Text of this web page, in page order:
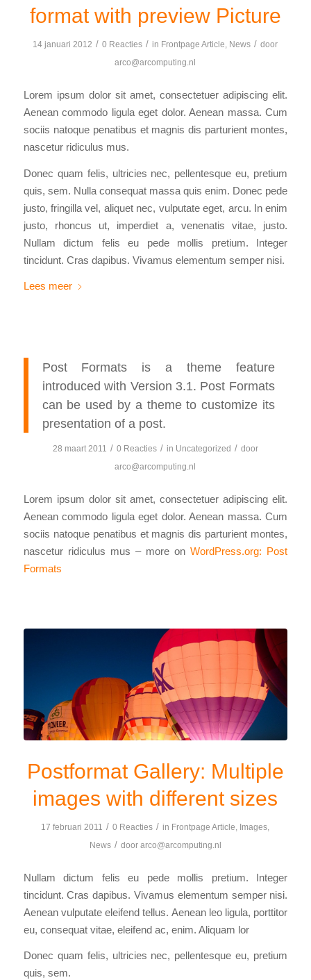
format with preview Picture
14 januari 2012 / 0 Reacties / in Frontpage Article, News / door
arco@arcomputing.nl
Lorem ipsum dolor sit amet, consectetuer adipiscing elit.
Aenean commodo ligula eget dolor. Aenean massa. Cum
sociis natoque penatibus et magnis dis parturient montes,
nascetur ridiculus mus.
Donec quam felis, ultricies nec, pellentesque eu, pretium
quis, sem. Nulla consequat massa quis enim. Donec pede
justo, fringilla vel, aliquet nec, vulputate eget, arcu. In enim
justo, rhoncus ut, imperdiet a, venenatis vitae, justo.
Nullam dictum felis eu pede mollis pretium. Integer
tincidunt. Cras dapibus. Vivamus elementum semper nisi.
Lees meer
Post Formats is a theme feature
introduced with Version 3.1. Post Formats
can be used by a theme to customize its
presentation of a post.
28 maart 2011 / 0 Reacties / in Uncategorized / door
arco@arcomputing.nl
Lorem ipsum dolor sit amet, consectetuer adipiscing elit.
Aenean commodo ligula eget dolor. Aenean massa. Cum
sociis natoque penatibus et magnis dis parturient montes,
nascetur ridiculus mus – more onWordPress.org: Post
Formats
Postformat Gallery: Multiple
images with different sizes
17 februari 2011 / 0 Reacties / in Frontpage Article, Images,
News / door arco@arcomputing.nl
Nullam dictum felis eu pede mollis pretium. Integer
tincidunt. Cras dapibus. Vivamus elementum semper nisi.
Aenean vulputate eleifend tellus. Aenean leo ligula, porttitor
eu, consequat vitae, eleifend ac, enim. Aliquam lor
Donec quam felis, ultricies nec, pellentesque eu, pretium
quis, sem.